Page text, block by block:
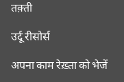
तक़्ती
उर्दू रीसोर्स
अपना काम रेख़्ता को भेजें